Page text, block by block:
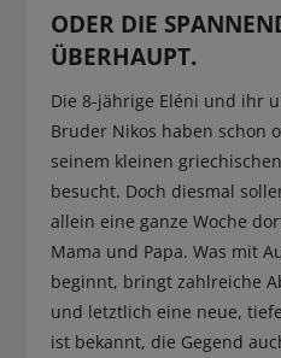
ODER DIE
ÜBERHAUPT.
Die 8-jährige Eléni und ihr
Bruder Nikos haben schon
seinem kleinen
besucht. Doch diesmal
allein eine ganze Woche
Mama und Papa. Was mit
beginnt, bringt zahlreiche
und letztlich eine neue,
ist bekannt, die Gegend